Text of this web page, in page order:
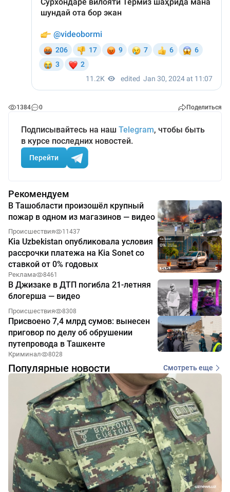
1384 0 Поделиться
Подписывайтесь на наш Telegram, чтобы быть
в курсе последних новостей.
Перейти
Рекомендуем
В Ташобласти произошёл крупный
пожар в одном из магазинов — видео
Происшествия 11437
Kia Uzbekistan опубликовала условия
рассрочки платежа на Kia Sonet со
ставкой от 0% годовых
Реклама 8461
В Джизаке в ДТП погибла 21-летняя
блогерша — видео
Происшествия 8308
Присвоено 7,4 млрд сумов: вынесен
приговор по делу об обрушении
путепровода в Ташкенте
Криминал 8028
Популярные новости Смотреть еще